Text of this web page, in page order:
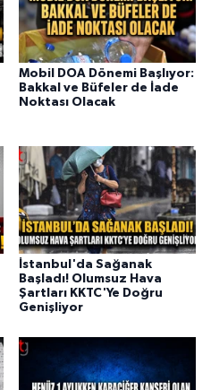
Mobil DOA Dönemi Başlıyor:
Bakkal ve Büfeler de İade
Noktası Olacak
İstanbul'da Sağanak
Başladı! Olumsuz Hava
Şartları KKTC'Ye Doğru
Genişliyor